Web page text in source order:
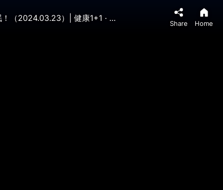
緩解退化性膝關節炎，慢性背痛，纖維肌痛症。太極拳練習，比有氧運動騎自行車更好降血壓達52%，更能改善睡眠！（2024.03.23）| 健康1+1 · 直播
Share Home